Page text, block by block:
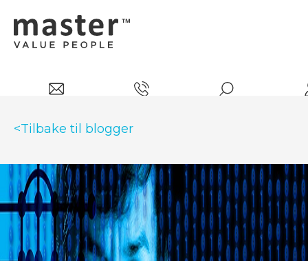
<Tilbake til blogger